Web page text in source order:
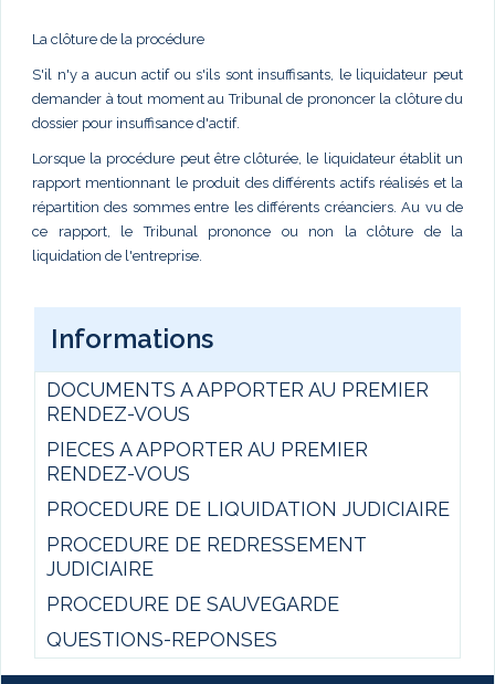
La clôture de la procédure
S'il n'y a aucun actif ou s'ils sont insuffisants, le liquidateur peut
demander à tout moment au Tribunal de prononcer la clôture du
dossier pour insuffisance d'actif.
Lorsque la procédure peut être clôturée, le liquidateur établit un
rapport mentionnant le produit des différents actifs réalisés et la
répartition des sommes entre les différents créanciers. Au vu de
ce rapport, le Tribunal prononce ou non la clôture de la
liquidation de l'entreprise.
Informations
DOCUMENTS A APPORTER AU PREMIER
RENDEZ-VOUS
PIECES A APPORTER AU PREMIER
RENDEZ-VOUS
PROCEDURE DE LIQUIDATION JUDICIAIRE
PROCEDURE DE REDRESSEMENT
JUDICIAIRE
PROCEDURE DE SAUVEGARDE
QUESTIONS-REPONSES